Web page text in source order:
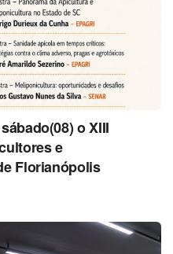
o XIII
e
Florianópolis